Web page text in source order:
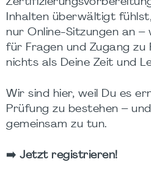
Inhalten überwältigt
nur Online-Sitzungen an –
für Fragen und Zugang zu
nichts als Deine Zeit und
Wir sind hier, weil Du es
Prüfung zu bestehen –
gemeinsam zu tun.
➡️ Jetzt registrieren!